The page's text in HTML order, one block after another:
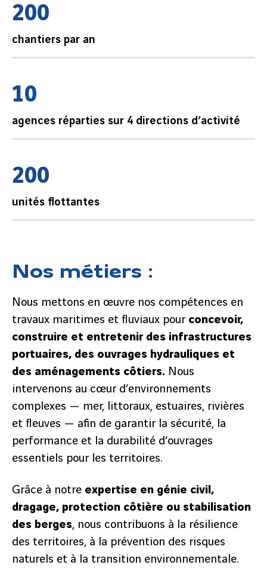
200
chantiers par an
10
agences réparties sur 4 directions d’activité
200
unités flottantes
Nos métiers :
Nous mettons en œuvre nos compétences en
travaux maritimes et fluviaux pour concevoir,
construire et entretenir des infrastructures
portuaires, des ouvrages hydrauliques et
des aménagements côtiers. Nous
intervenons au cœur d’environnements
complexes — mer, littoraux, estuaires, rivières
et fleuves — afin de garantir la sécurité, la
performance et la durabilité d’ouvrages
essentiels pour les territoires.
Grâce à notre expertise en génie civil,
dragage, protection côtière ou stabilisation
des berges, nous contribuons à la résilience
des territoires, à la prévention des risques
naturels et à la transition environnementale.